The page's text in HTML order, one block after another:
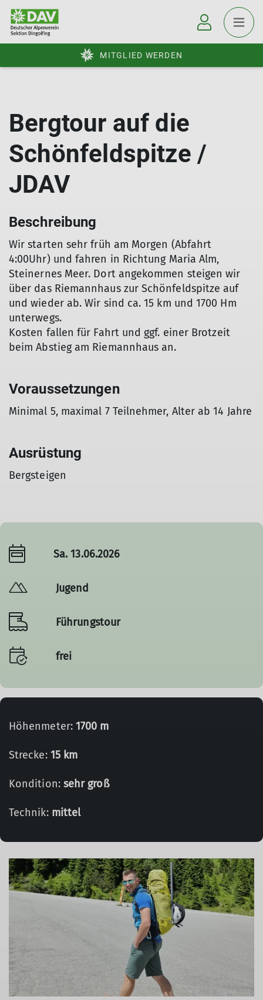
MITGLIED WERDEN
Bergtour auf die
Schönfeldspitze /
JDAV
Beschreibung
Wir starten sehr früh am Morgen (Abfahrt
4:00Uhr) und fahren in Richtung Maria Alm,
Steinernes Meer. Dort angekommen steigen wir
über das Riemannhaus zur Schönfeldspitze auf
und wieder ab. Wir sind ca. 15 km und 1700 Hm
unterwegs.
Kosten fallen für Fahrt und ggf. einer Brotzeit
beim Abstieg am Riemannhaus an.
Voraussetzungen
Minimal 5, maximal 7 Teilnehmer, Alter ab 14 Jahre
Ausrüstung
Bergsteigen
Sa. 13.06.2026
Jugend
Führungstour
frei
Höhenmeter: 1700 m
Strecke: 15 km
Kondition: sehr groß
Technik: mittel